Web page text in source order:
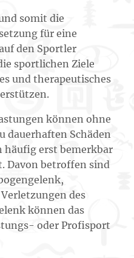
somit die
für eine
den Sportler
sportlichen Ziele
und therapeutisches
können ohne
dauerhaften Schäden
häufig erst bemerkbar
Davon betroffen sind
des
können das
oder Profisport